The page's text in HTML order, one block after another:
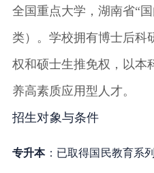
全国重点大学，湖南省“
类）。学校拥有博士后科
权和硕士生推免权，以本
养高素质应用型人才。
招生对象与条件
专升本：已取得国民教育系